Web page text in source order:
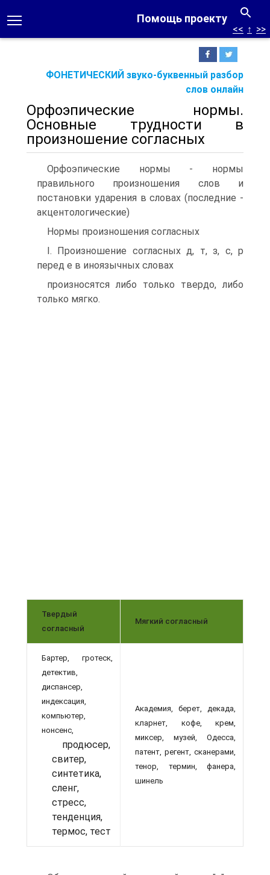
Помощь проекту
ФОНЕТИЧЕСКИЙ звуко-буквенный разбор
слов онлайн
<< ↑ >>
Орфоэпические нормы.
Основные трудности в
произношение согласных
Орфоэпические нормы - нормы
правильного произношения слов и
постановки ударения в словах (последние -
акцентологические)
Нормы произношения согласных
I. Произношение согласных д, т, з, с, р
перед е в иноязычных словах
произносятся либо только твердо, либо
только мягко.
Твердый
согласный
Мягкий согласный
Бартер, гротеск,
детектив,
диспансер,
индексация,
компьютер,
нонсенс,
продюсер,
свитер,
синтетика,
сленг,
стресс,
тенденция,
термос, тест
Академия, берет, декада,
кларнет, кофе, крем,
миксер, музей, Одесса,
патент, регент, сканерами,
тенор, термин, фанера,
шинель